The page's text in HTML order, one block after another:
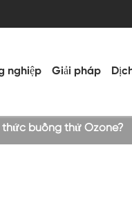
nghiệp Giải pháp
thức buồng thử Ozone?